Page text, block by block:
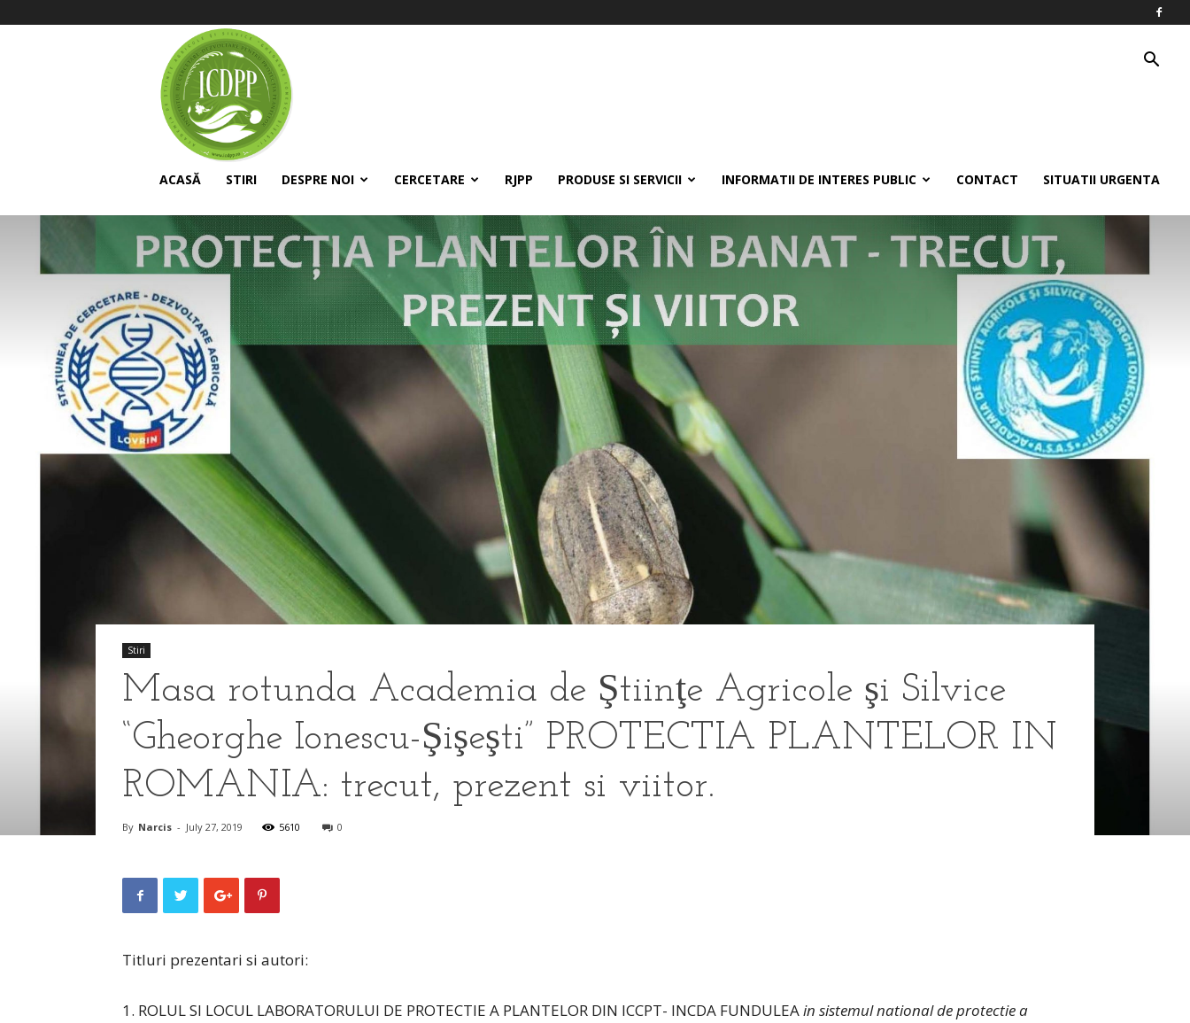
ACASĂ STIRI DESPRE NOI CERCETARE RJPP PRODUSE SI SERVICII INFORMATII DE INTERES PUBLIC CONTACT SITUATII URGENTA
Stiri
Masa rotunda Academia de Ştiinţe Agricole şi Silvice
“Gheorghe Ionescu-Şişeşti” PROTECTIA PLANTELOR IN
ROMANIA: trecut, prezent si viitor.
By Narcis - July 27, 2019 5610 0
Titluri prezentari si autori:
1. ROLUL SI LOCUL LABORATORULUI DE PROTECTIE A PLANTELOR DIN ICCPT- INCDA FUNDULEAin sistemul national de protectie a